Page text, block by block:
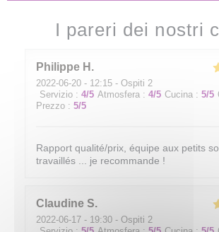
I pareri dei nostri
Philippe H
2022-06-20 - 12:15 - Ospiti 2
Servizio : 4/5 Atmosfera : 4/5 Cucina : 5/5
Prezzo : 5/5
Rapport qualité/prix, équipe aux petits
travaillés ... je recommande !
Claudine S
2022-06-17 - 19:30 - Ospiti 2